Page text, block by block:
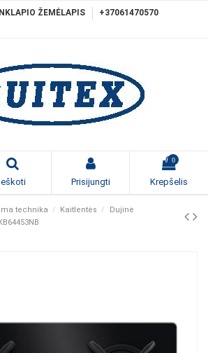
ŽEMĖLAPIS
+37061470570
Prisijungti
0
Krepšelis
technika Kaitlentės
Dujinė